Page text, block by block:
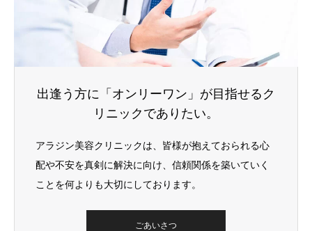
出逢う方に「オンリーワン」が目指せるク
リニックでありたい。
アラジン美容クリニックは、皆様が抱えておられる心
配や不安を真剣に解決に向け、信頼関係を築いていく
ことを何よりも大切にしております。
ごあいさつ